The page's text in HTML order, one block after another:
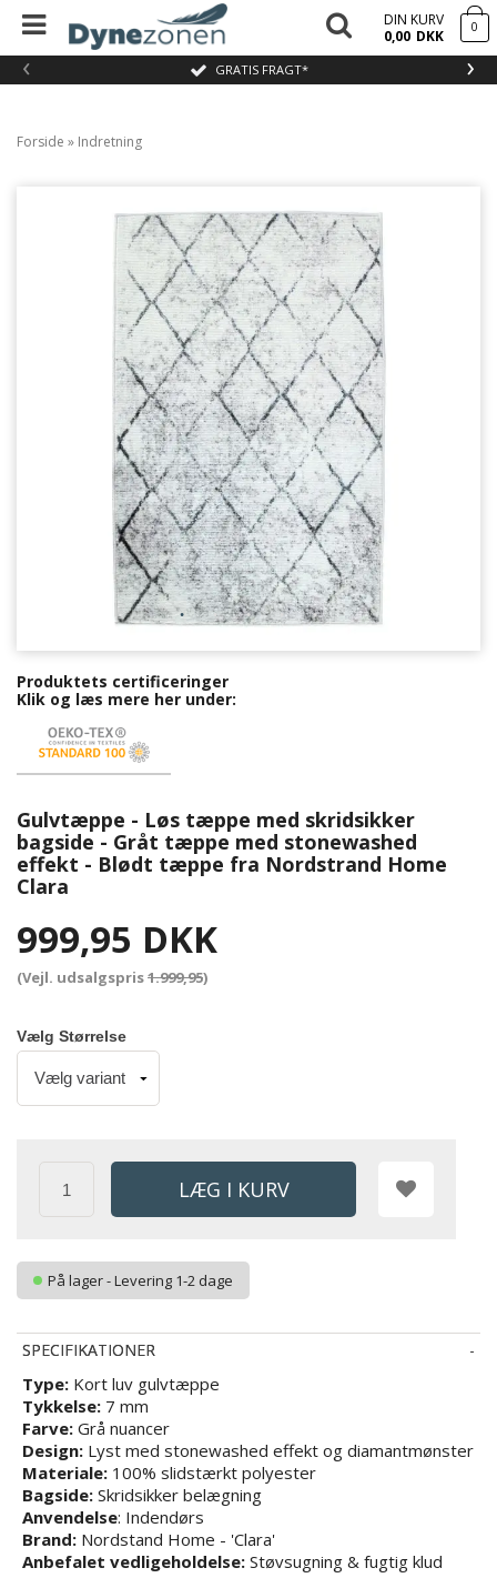
GRATIS FRAGT*
‹ ›
DIN KURV
0,00 DKK 0
Forside » Indretning
Produktets certificeringer
Klik og læs mere her under:
Gulvtæppe - Løs tæppe med skridsikker
bagside - Gråt tæppe med stonewashed
effekt - Blødt tæppe fra Nordstrand Home
Clara
999,95 DKK
(Vejl. udsalgspris1.999,95)
Vælg Størrelse
På lager - Levering 1-2 dage
SPECIFIKATIONER
Type: Kort luv gulvtæppe
Tykkelse: 7 mm
Farve: Grå nuancer
Design: Lyst med stonewashed effekt og diamantmønster
Materiale: 100% slidstærkt polyester
Bagside: Skridsikker belægning
Anvendelse: Indendørs
Brand: Nordstand Home - 'Clara'
Anbefalet vedligeholdelse: Støvsugning & fugtig klud